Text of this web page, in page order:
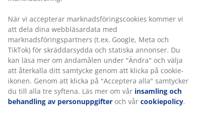
Specifikationer
Betyg
(0)
När vi accepterar marknadsföringscookies kommer vi
att dela dina webbläsardata med
marknadsföringspartners (t.ex. Google, Meta och
TikTok) för skräddarsydda och statiska annonser. Du
kan läsa mer om ändamålen under "Ändra" och välja
att återkalla ditt samtycke genom att klicka på cookie-
ikonen. Genom att klicka på "Acceptera alla" samtycker
du till alla tre syftena. Läs mer om vår insamling och
behandling av personuppgifter och vår cookiepolicy.